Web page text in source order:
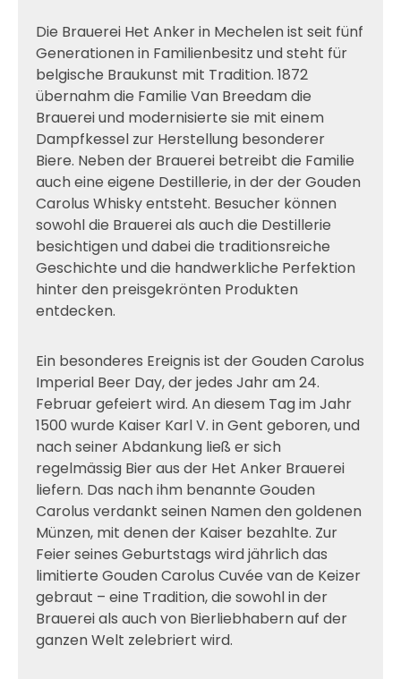
Die Brauerei Het Anker in Mechelen ist seit fünf
Generationen in Familienbesitz und steht für
belgische Braukunst mit Tradition. 1872
übernahm die Familie Van Breedam die
Brauerei und modernisierte sie mit einem
Dampfkessel zur Herstellung besonderer
Biere. Neben der Brauerei betreibt die Familie
auch eine eigene Destillerie, in der der Gouden
Carolus Whisky entsteht. Besucher können
sowohl die Brauerei als auch die Destillerie
besichtigen und dabei die traditionsreiche
Geschichte und die handwerkliche Perfektion
hinter den preisgekrönten Produkten
entdecken.
Ein besonderes Ereignis ist der Gouden Carolus
Imperial Beer Day, der jedes Jahr am 24.
Februar gefeiert wird. An diesem Tag im Jahr
1500 wurde Kaiser Karl V. in Gent geboren, und
nach seiner Abdankung ließ er sich
regelmässig Bier aus der Het Anker Brauerei
liefern. Das nach ihm benannte Gouden
Carolus verdankt seinen Namen den goldenen
Münzen, mit denen der Kaiser bezahlte. Zur
Feier seines Geburtstags wird jährlich das
limitierte Gouden Carolus Cuvée van de Keizer
gebraut – eine Tradition, die sowohl in der
Brauerei als auch von Bierliebhabern auf der
ganzen Welt zelebriert wird.